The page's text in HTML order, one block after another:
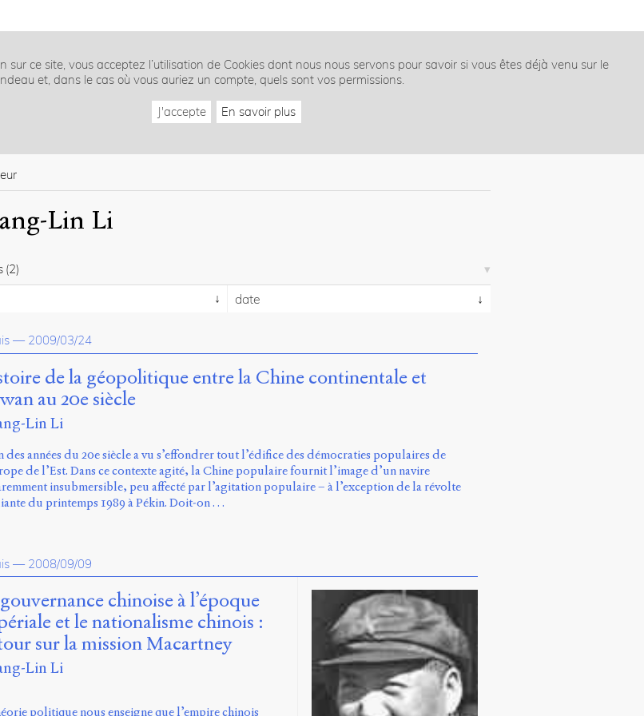
ce site, vous acceptez l’utilisation de Cookies dont nous nous servons pour savoir si vous êtes déjà venu sur le
et, dans le cas où vous auriez un compte, quels sont vos permissions.
J'accepte En savoir plus
Lin Li
(2)
date
— 2009/03/24
de la géopolitique entre la Chine continentale et
au 20e siècle
Lin Li
des années du 20e siècle a vu s’effondrer tout l’édifice des démocraties populaires de
de l’Est. Dans ce contexte agité, la Chine populaire fournit l’image d’un navire
insubmersible, peu affecté par l’agitation populaire – à l’exception de la révolte
du printemps 1989 à Pékin. Doit-on …
— 2008/09/09
chinoise à l’époque
et le nationalisme chinois :
sur la mission Macartney
Lin Li
politique nous enseigne que l’empire chinois